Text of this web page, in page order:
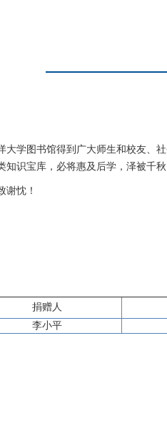
大学图书馆得到广大师生和校友、
知识宝库，必将惠及后学，泽被千
谢忱！
捐赠人
李小平